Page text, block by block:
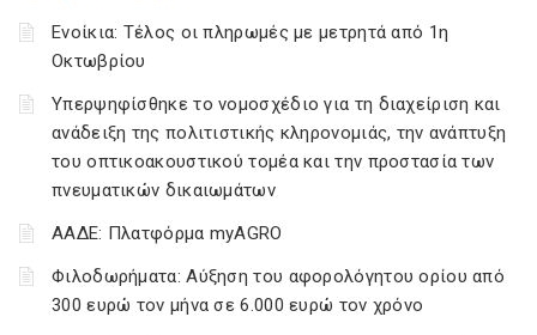
Ενοίκια: Τέλος οι πληρωμές με μετρητά από 1η
Οκτωβρίου
Υπερψηφίσθηκε το νομοσχέδιο για τη διαχείριση και
ανάδειξη της πολιτιστικής κληρονομιάς, την ανάπτυξη
του οπτικοακουστικού τομέα και την προστασία των
πνευματικών δικαιωμάτων
ΑΑΔΕ: Πλατφόρμα myAGRO
Φιλοδωρήματα: Αύξηση του αφορολόγητου ορίου από
300 ευρώ τον μήνα σε 6.000 ευρώ τον χρόνο